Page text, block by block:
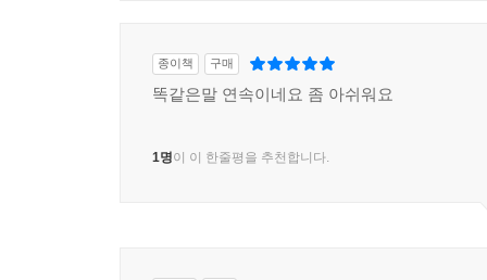
종이책 구매
똑같은말 연속이네요 좀 아쉬워요
1명이 이 한줄평을 추천합니다.